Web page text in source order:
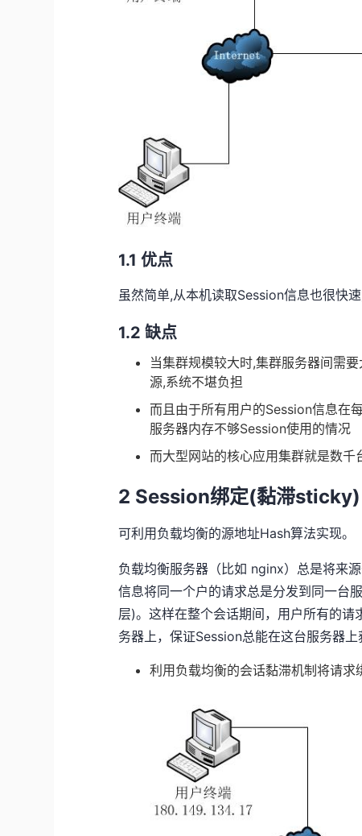
1.1 优点
虽然简单,从本机读取Session信息也很快
1.2 缺点
当集群规模较大时,集群服务器间需
源,系统不堪负担
而且由于所有用户的Session信息在
服务器内存不够Session使用的情况
而大型网站的核心应用集群就是数
2 Session绑定(黏滞sticky)
可利用负载均衡的源地址Hash算法实现。
负载均衡服务器（比如 nginx）总是将来
信息将同一个户的请求总是分发到同一台
层)。这样在整个会话期间，用户所有的
务器上，保证Session总能在这台服务器上
利用负载均衡的会话黏滞机制将请求